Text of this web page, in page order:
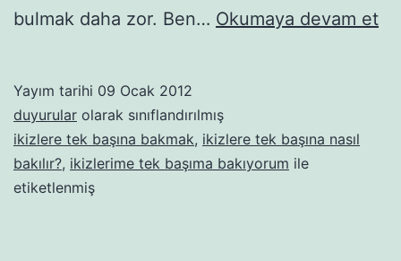
bulmak daha zor. Ben… Okumaya devam et
Yayım tarihi 09 Ocak 2012
duyurular olarak sınıflandırılmış
ikizlere tek başına bakmak, ikizlere tek başına nasıl
bakılır?, ikizlerime tek başıma bakıyorum ile
etiketlenmiş